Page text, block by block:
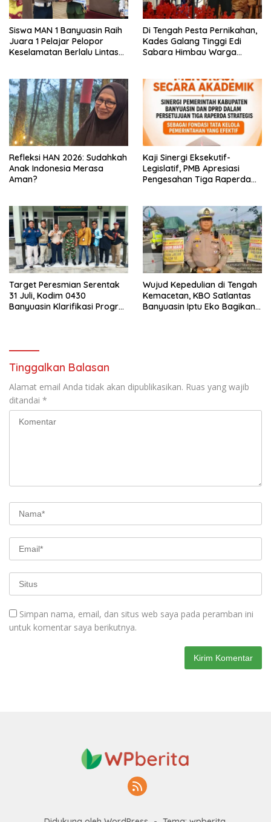
Siswa MAN 1 Banyuasin Raih
Juara 1 Pelajar Pelopor
Keselamatan Berlalu Lintas
Di Tengah Pesta Pernikahan,
Kades Galang Tinggi Edi
Sabara Himbau Warga
Refleksi HAN 2026: Sudahkah
Anak Indonesia Merasa
Aman?
Kaji Sinergi Eksekutif-
Legislatif, PMB Apresiasi
Pengesahan Tiga Raperda
Target Peresmian Serentak
31 Juli, Kodim 0430
Banyuasin Klarifikasi Progres
Wujud Kepedulian di Tengah
Kemacetan, KBO Satlantas
Banyuasin Iptu Eko Bagikan
Tinggalkan Balasan
Alamat email Anda tidak akan dipublikasikan. Ruas yang wajib
ditandai *
Simpan nama, email, dan situs web saya pada peramban ini
untuk komentar saya berikutnya.